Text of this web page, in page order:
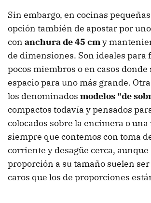
Sin embargo, en cocinas
opción también de apostar por
con anchura de 45 cmy
de dimensiones. Son ideales para
pocos miembros o en casos donde
espacio para uno más grande.
los denominados modelos "de
compactos todavía y pensados
colocados sobre la encimera o una
siempre que contemos con toma
corriente y desagüe cerca, aunque
proporción a su tamaño suelen ser
caros que los de proporciones